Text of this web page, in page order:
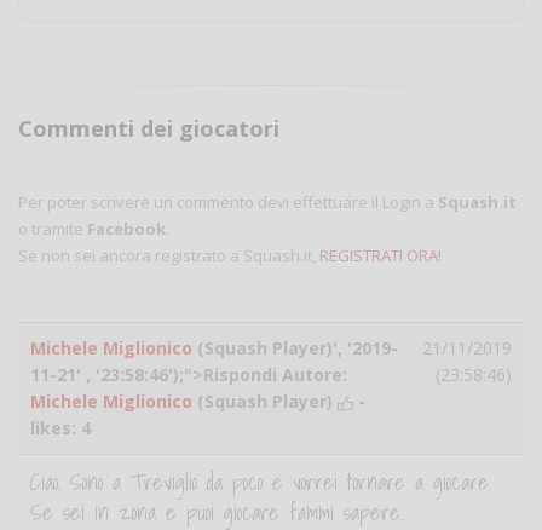
Commenti dei giocatori
Per poter scrivere un commento devi effettuare il Login a Squash.it
o tramite Facebook.
Se non sei ancora registrato a Squash.it, REGISTRATI ORA!
Michele Miglionico (Squash Player)', '2019-
11-21' , '23:58:46');">Rispondi Autore:
Michele Miglionico (Squash Player)
-
likes: 4
21/11/2019
(23:58:46)
Ciao. Sono a Treviglio da poco e vorrei tornare a giocare.
Se sei in zona e puoi giocare fammi sapere.